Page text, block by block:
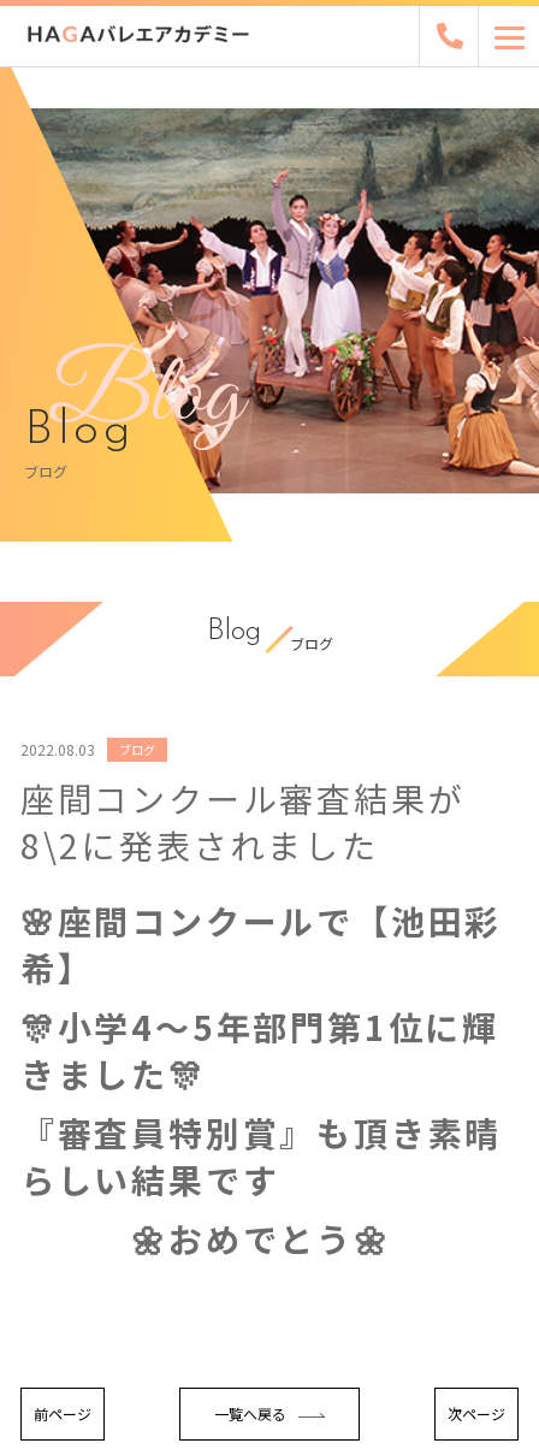
Blog
Blog
ブログ
Blog
ブログ
2022.08.03 ブログ
座間コンクール審査結果が
8\2に発表されました
🌸座間コンクールで【池田彩
希】
🎊小学4〜5年部門第1位に輝
きました🎊
『審査員特別賞』も頂き素晴
らしい結果です
🌼おめでとう🌼
前ページ 一覧へ戻る 次ページ